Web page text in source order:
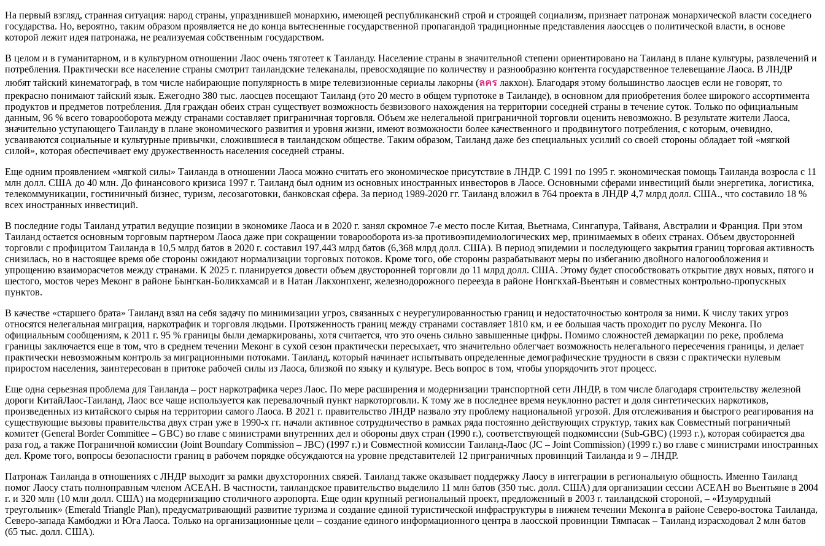
На первый взгляд, странная ситуация: народ страны, упразднившей монархию, имеющей республиканский строй и строящей социализм, признает патронаж монархической власти соседнего
государства. Но, вероятно, таким образом проявляется не до конца вытесненные государственной пропагандой традиционные представления лаоссцев о политической власти, в основе
которой лежит идея патронажа, не реализуемая собственным государством.
В целом и в гуманитарном, и в культурном отношении Лаос очень тяготеет к Таиланду. Население страны в значительной степени ориентировано на Таиланд в плане культуры, развлечений и
потребления. Практически все население страны смотрит таиландские телеканалы, превосходящие по количеству и разнообразию контента государственное телевещание Лаоса. В ЛНДР
любят тайский кинематограф, в том числе набирающие популярность в мире телевизионные сериалы лакорны (ลคร лакхон). Благодаря этому большинство лаосцев если не говорят, то
прекрасно понимают тайский язык. Ежегодно 380 тыс. лаосцев посещают Таиланд (это 20 место в общем турпотоке в Таиланде), в основном для приобретения более широкого ассортимента
продуктов и предметов потребления. Для граждан обеих стран существует возможность безвизового нахождения на территории соседней страны в течение суток. Только по официальным
данным, 96 % всего товарооборота между странами составляет приграничная торговля. Объем же нелегальной приграничной торговли оценить невозможно. В результате жители Лаоса,
значительно уступающего Таиланду в плане экономического развития и уровня жизни, имеют возможности более качественного и продвинутого потребления, с которым, очевидно,
усваиваются социальные и культурные привычки, сложившиеся в таиландском обществе. Таким образом, Таиланд даже без специальных усилий со своей стороны обладает той «мягкой
силой», которая обеспечивает ему дружественность населения соседней страны.
Еще одним проявлением «мягкой силы» Таиланда в отношении Лаоса можно считать его экономическое присутствие в ЛНДР. С 1991 по 1995 г. экономическая помощь Таиланда возросла с 11
млн долл. США до 40 млн. До финансового кризиса 1997 г. Таиланд был одним из основных иностранных инвесторов в Лаосе. Основными сферами инвестиций были энергетика, логистика,
телекоммуникации, гостиничный бизнес, туризм, лесозаготовки, банковская сфера. За период 1989-2020 гг. Таиланд вложил в 764 проекта в ЛНДР 4,7 млрд долл. США., что составило 18 %
всех иностранных инвестиций.
В последние годы Таиланд утратил ведущие позиции в экономике Лаоса и в 2020 г. занял скромное 7-е место после Китая, Вьетнама, Сингапура, Тайваня, Австралии и Франция. При этом
Таиланд остается основным торговым партнером Лаоса даже при сокращении товарооборота из-за противоэпидемиологических мер, принимаемых в обеих странах. Объем двусторонней
торговли с профицитом Таиланда в 10,5 млрд батов в 2020 г. составил 197,443 млрд батов (6,368 млрд долл. США). В период эпидемии и последующего закрытия границ торговая активность
снизилась, но в настоящее время обе стороны ожидают нормализации торговых потоков. Кроме того, обе стороны разрабатывают меры по избеганию двойного налогообложения и
упрощению взаиморасчетов между странами. К 2025 г. планируется довести объем двусторонней торговли до 11 млрд долл. США. Этому будет способствовать открытие двух новых, пятого и
шестого, мостов через Меконг в районе Бынгкан-Боликхамсай и в Натан Лакхонпхенг, железнодорожного переезда в районе Нонгкхай-Вьентьян и совместных контрольно-пропускных
пунктов.
В качестве «старшего брата» Таиланд взял на себя задачу по минимизации угроз, связанных с неурегулированностью границ и недостаточностью контроля за ними. К числу таких угроз
относятся нелегальная миграция, наркотрафик и торговля людьми. Протяженность границ между странами составляет 1810 км, и ее большая часть проходит по руслу Меконга. По
официальным сообщениям, к 2011 г. 95 % границы были демаркированы, хотя считается, что это очень сильно завышенные цифры. Помимо сложностей демаркации по реке, проблема
границы заключается еще в том, что в среднем течении Меконг в сухой сезон практически пересыхает, что значительно облегчает возможность нелегального пересечения границы, и делает
практически невозможным контроль за миграционными потоками. Таиланд, который начинает испытывать определенные демографические трудности в связи с практически нулевым
приростом населения, заинтересован в притоке рабочей силы из Лаоса, близкой по языку и культуре. Весь вопрос в том, чтобы упорядочить этот процесс.
Еще одна серьезная проблема для Таиланда – рост наркотрафика через Лаос. По мере расширения и модернизации транспортной сети ЛНДР, в том числе благодаря строительству железной
дороги КитайЛаос-Таиланд, Лаос все чаще используется как перевалочный пункт наркоторговли. К тому же в последнее время неуклонно растет и доля синтетических наркотиков,
произведенных из китайского сырья на территории самого Лаоса. В 2021 г. правительство ЛНДР назвало эту проблему национальной угрозой. Для отслеживания и быстрого реагирования на
существующие вызовы правительства двух стран уже в 1990-х гг. начали активное сотрудничество в рамках ряда постоянно действующих структур, таких как Совместный пограничный
комитет (General Border Committee – GBC) во главе с министрами внутренних дел и обороны двух стран (1990 г.), соответствующей подкомиссии (Sub-GBC) (1993 г.), которая собирается два
раза год, а также Пограничной комиссии (Joint Boundary Commission – JBC) (1997 г.) и Совместной комиссии Таиланд-Лаос (JC – Joint Commission) (1999 г.) во главе с министрами иностранных
дел. Кроме того, вопросы безопасности границ в рабочем порядке обсуждаются на уровне представителей 12 приграничных провинций Таиланда и 9 – ЛНДР.
Патронаж Таиланда в отношениях с ЛНДР выходит за рамки двухсторонних связей. Таиланд также оказывает поддержку Лаосу в интеграции в региональную общность. Именно Таиланд
помог Лаосу стать полноправным членом АСЕАН. В частности, таиландское правительство выделило 11 млн батов (350 тыс. долл. США) для организации сессии АСЕАН во Вьентьяне в 2004
г. и 320 млн (10 млн долл. США) на модернизацию столичного аэропорта. Еще один крупный региональный проект, предложенный в 2003 г. таиландской стороной, – «Изумрудный
треугольник» (Emerald Triangle Plan), предусматривающий развитие туризма и создание единой туристической инфраструктуры в нижнем течении Меконга в районе Северо-востока Таиланда,
Северо-запада Камбоджи и Юга Лаоса. Только на организационные цели – создание единого информационного центра в лаосской провинции Тямпасак – Таиланд израсходовал 2 млн батов
(65 тыс. долл. США).